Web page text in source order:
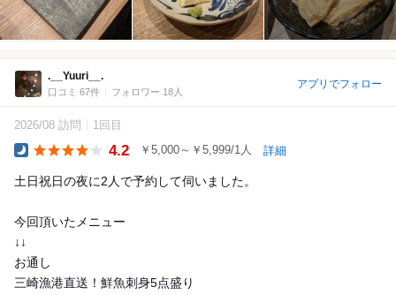
.__Yuuri__.
口コミ 67件 フォロワー 18人
アプリでフォロー
2026/08 訪問 1回目
4.2 ￥5,000～￥5,999/1人 詳細
土日祝日の夜に2人で予約して伺いました。
今回頂いたメニュー
↓↓
お通し
三崎漁港直送！鮮魚刺身5点盛り